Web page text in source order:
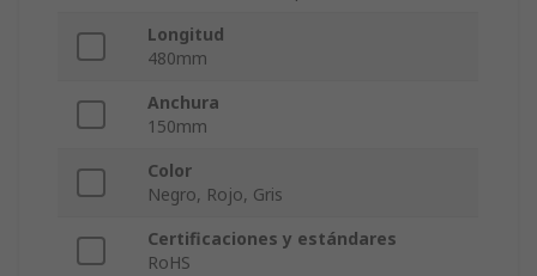
Longitud
480mm
Anchura
150mm
Color
Negro, Rojo, Gris
Certificaciones y estándares
RoHS